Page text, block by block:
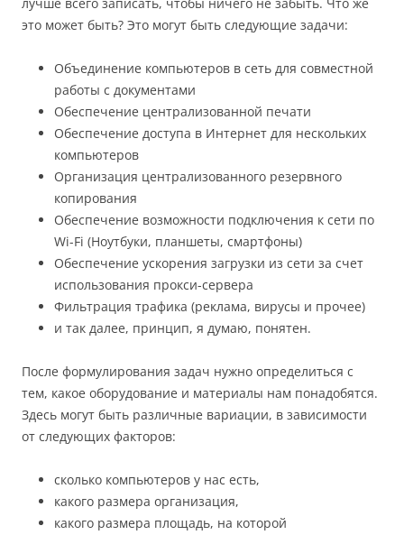
это может быть? Это могут быть следующие задачи:
Объединение компьютеров в сеть для совместной
работы с документами
Обеспечение централизованной печати
Обеспечение доступа в Интернет для нескольких
компьютеров
Организация централизованного резервного
копирования
Обеспечение возможности подключения к сети по
Wi-Fi (Ноутбуки, планшеты, смартфоны)
Обеспечение ускорения загрузки из сети за счет
использования прокси-сервера
Фильтрация трафика (реклама, вирусы и прочее)
и так далее, принцип, я думаю, понятен.
После формулирования задач нужно определиться с
тем, какое оборудование и материалы нам понадобятся.
Здесь могут быть различные вариации, в зависимости
от следующих факторов:
сколько компьютеров у нас есть,
какого размера организация,
какого размера площадь, на которой